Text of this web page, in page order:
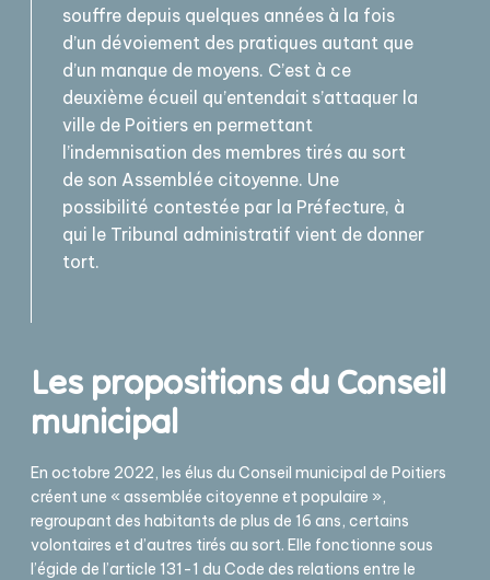
souffre depuis quelques années à la fois
d’un dévoiement des pratiques autant que
d’un manque de moyens. C’est à ce
deuxième écueil qu’entendait s’attaquer la
ville de Poitiers en permettant
l’indemnisation des membres tirés au sort
de son Assemblée citoyenne. Une
possibilité contestée par la Préfecture, à
qui le Tribunal administratif vient de donner
tort.
Les propositions du Conseil
municipal
En octobre 2022, les élus du Conseil municipal de Poitiers
créent une « assemblée citoyenne et populaire »,
regroupant des habitants de plus de 16 ans, certains
volontaires et d’autres tirés au sort. Elle fonctionne sous
l’égide de l’article 131-1 du Code des relations entre le